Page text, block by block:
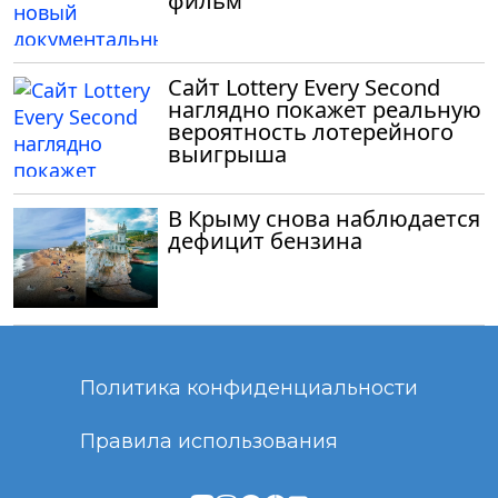
Сайт Lottery Every Second
наглядно покажет реальную
вероятность лотерейного
выигрыша
В Крыму снова наблюдается
дефицит бензина
Политика конфиденциальности
Правила использования